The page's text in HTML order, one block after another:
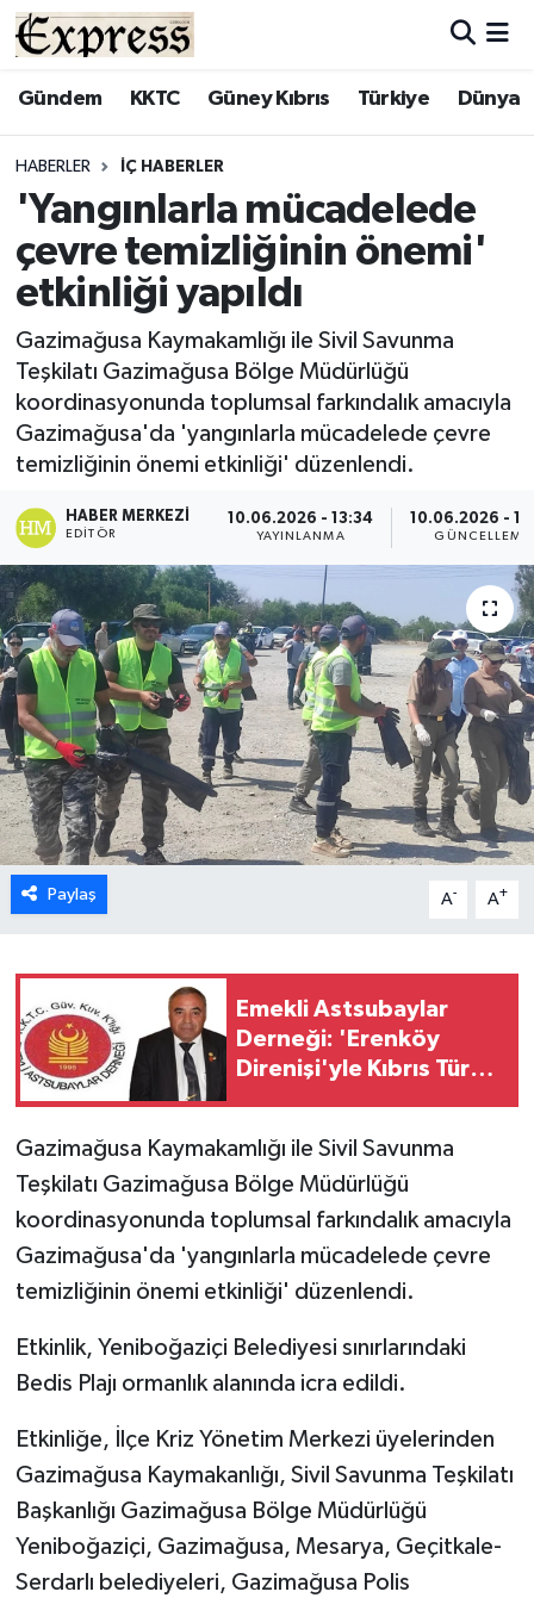
Gündem KKTC Güney Kıbrıs Türkiye Dünya
HABERLER İÇ HABERLER
'Yangınlarla mücadelede
çevre temizliğinin önemi'
etkinliği yapıldı
Gazimağusa Kaymakamlığı ile Sivil Savunma
Teşkilatı Gazimağusa Bölge Müdürlüğü
koordinasyonunda toplumsal farkındalık amacıyla
Gazimağusa'da 'yangınlarla mücadelede çevre
temizliğinin önemi etkinliği' düzenlendi.
HABER MERKEZI
EDITÖR
10.06.2026 - 13:34
YAYINLANMA
10.06.2026 -
GÜNCELLEME
Paylaş A- A+
Emekli Astsubaylar
Derneği: 'Erenköy
Direnişi'yle Kıbrıs Türk
dünyaya ilan etti'
Gazimağusa Kaymakamlığı ile Sivil Savunma
Teşkilatı Gazimağusa Bölge Müdürlüğü
koordinasyonunda toplumsal farkındalık amacıyla
Gazimağusa'da 'yangınlarla mücadelede çevre
temizliğinin önemi etkinliği' düzenlendi.
Etkinlik, Yeniboğaziçi Belediyesi sınırlarındaki
Bedis Plajı ormanlık alanında icra edildi.
Etkinliğe, İlçe Kriz Yönetim Merkezi üyelerinden
Gazimağusa Kaymakanlığı, Sivil Savunma Teşkilatı
Başkanlığı Gazimağusa Bölge Müdürlüğü
Yeniboğaziçi, Gazimağusa, Mesarya, Geçitkale-
Serdarlı belediyeleri, Gazimağusa Polis
ALAYKÖY
BİLİM
ÇATALKÖY
DÜNYA
EĞİTİM
EKONOMİ
ENGLISH
ESENTEPE
GAZİMAĞUSA
GİRNE
GÜNDEM
GÜNEY KIBRIS
İÇ HABERLER
LAPTA
LEFKOŞA
Nöbetçi Eczaneler
ÖZEL HABER
SAĞLIK
SPOR
TATLISU
TEKNOLOJİ
Hava Durumu
Süper Lig Puan Durumu ve Fikstür
Tüm Manşetler
Son Dakika Haberleri
Haber Arşivi